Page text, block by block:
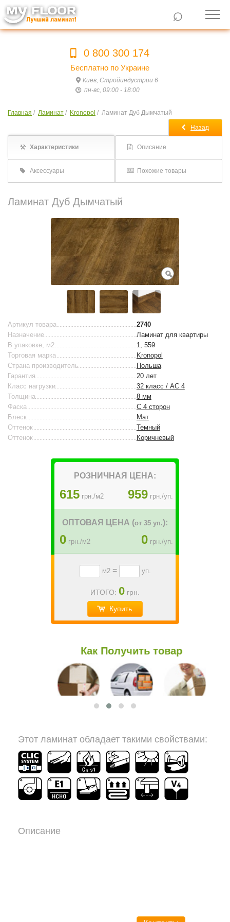
⌕
0 800 300 174
Бесплатно по Украине
Киев, Стройиндустрии 6
пн-вс, 09:00 - 18:00
Главная / Ламинат / Kronopol / Ламинат Дуб Дымчатый
Характеристики Описание
Аксессуары Похожие товары
Назад
Ламинат Дуб Дымчатый
2740
Артикул товара
Ламинат для квартиры
Назначение
1, 559
В упаковке, м2
Kronopol
Торговая марка
Польша
Страна производитель
20 лет
Гарантия
32 класс / AC 4
Класс нагрузки
8 мм
Толщина
С 4 сторон
Фаска
Мат
Блеск
Темный
Оттенок
Коричневый
Оттенок
РОЗНИЧНАЯ ЦЕНА:
615 грн./м2 959 грн./уп.
ОПТОВАЯ ЦЕНА (от 35 уп.):
0 грн./м2 0 грн./уп.
м2= уп.
ИТОГО: 0 грн.
Купить
Как Получить товар
Этот ламинат обладает такими свойствами: